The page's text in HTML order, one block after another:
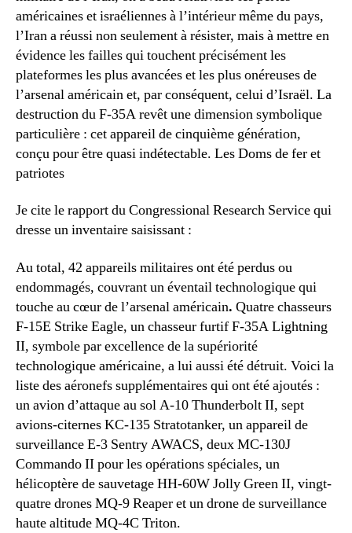
américaines et israéliennes à l’intérieur même du pays,
l’Iran a réussi non seulement à résister, mais à mettre en
évidence les failles qui touchent précisément les
plateformes les plus avancées et les plus onéreuses de
l’arsenal américain et, par conséquent, celui d’Israël. La
destruction du F-35A revêt une dimension symbolique
particulière : cet appareil de cinquième génération,
conçu pour être quasi indétectable. Les Doms de fer et
patriotes
Je cite le rapport du Congressional Research Service qui
dresse un inventaire saisissant :
Au total, 42 appareils militaires ont été perdus ou
endommagés, couvrant un éventail technologique qui
touche au cœur de l’arsenal américain. Quatre chasseurs
F-15E Strike Eagle, un chasseur furtif F-35A Lightning
II, symbole par excellence de la supériorité
technologique américaine, a lui aussi été détruit. Voici la
liste des aéronefs supplémentaires qui ont été ajoutés :
un avion d’attaque au sol A-10 Thunderbolt II, sept
avions-citernes KC-135 Stratotanker, un appareil de
surveillance E-3 Sentry AWACS, deux MC-130J
Commando II pour les opérations spéciales, un
hélicoptère de sauvetage HH-60W Jolly Green II, vingt-
quatre drones MQ-9 Reaper et un drone de surveillance
haute altitude MQ-4C Triton.